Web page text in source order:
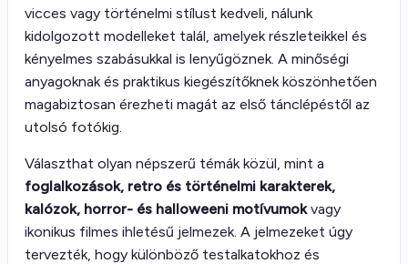
vicces vagy történelmi stílust kedveli, nálunk
kidolgozott modelleket talál, amelyek részleteikkel és
kényelmes szabásukkal is lenyűgöznek. A minőségi
anyagoknak és praktikus kiegészítőknek köszönhetően
magabiztosan érezheti magát az első tánclépéstől az
utolsó fotókig.
Választhat olyan népszerű témák közül, mint a
foglalkozások, retro és történelmi karakterek,
kalózok, horror- és halloweeni motívumokvagy
ikonikus filmes ihletésű jelmezek. A jelmezeket úgy
tervezték, hogy különböző testalkatokhoz és